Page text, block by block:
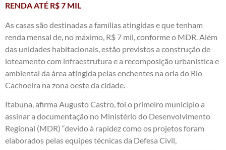
RENDA ATÉ R$ 7 MIL
As casas são destinadas a famílias atingidas e que tenham
renda mensal de, no máximo, R$ 7 mil, conforme o MDR. Além
das unidades habitacionais, estão previstos a construção de
loteamento com infraestrutura e a recomposição urbanística e
ambiental da área atingida pelas enchentes na orla do Rio
Cachoeira na zona oeste da cidade.
Itabuna, afirma Augusto Castro, foi o primeiro município a
assinar a documentação no Ministério do Desenvolvimento
Regional (MDR) “devido à rapidez como os projetos foram
elaborados pelas equipes técnicas da Defesa Civil,